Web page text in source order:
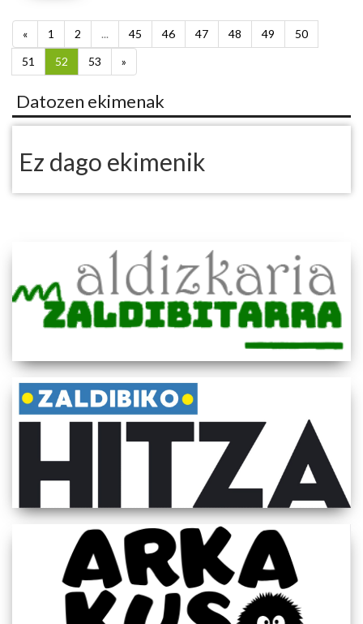
« 1 2 ... 45 46 47 48 49
50
51
52 53 »
Datozen ekimenak
Ez dago ekimenik